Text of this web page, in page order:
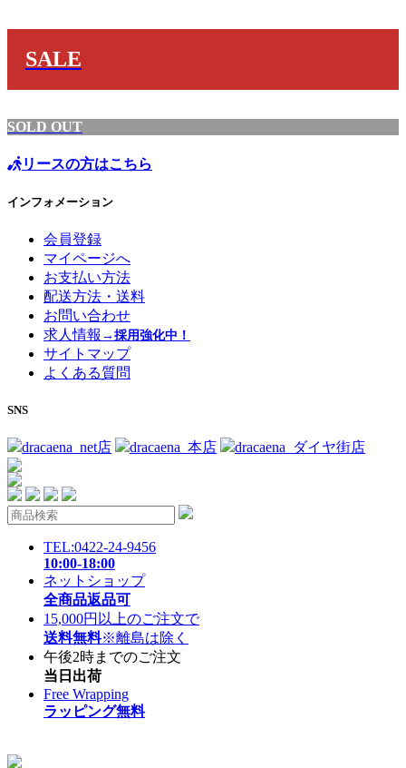
SALE
SOLD OUT
リースの方はこちら
インフォメーション
会員登録
マイページへ
お支払い方法
配送方法・送料
お問い合わせ
求人情報 →採用強化中！
サイトマップ
よくある質問
SNS
dracaena_net店 dracaena_本店 dracaena_ダイヤ街店
TEL:0422-24-9456
10:00-18:00
ネットショップ
全商品返品可
15,000円以上のご注文で
送料無料※離島は除く
午後2時までのご注文
当日出荷
Free Wrapping
ラッピング無料